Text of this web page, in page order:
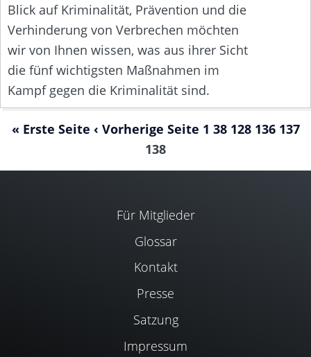
Blick auf Kriminalität, Prävention und die
Verhinderung von Verbrechen möchten
wir von Ihnen wissen, was aus ihrer Sicht
die fünf wichtigsten Maßnahmen im
Kampf gegen die Kriminalität sind.
« Erste Seite ‹ Vorherige Seite 1 38 128 136 137
138
Für Mitglieder
Glossar
Kontakt
Presse
Satzung
Impressum